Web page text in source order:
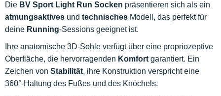
Die BV Sport Light Run Socken präsentieren sich als ein
atmungsaktives und technisches Modell, das perfekt für
deine Running-Sessions geeignet ist.
Ihre anatomische 3D-Sohle verfügt über eine propriozeptive
Oberfläche, die hervorragenden Komfort garantiert. Ein
Zeichen von Stabilität, ihre Konstruktion verspricht eine
360°-Haltung des Fußes und des Knöchels.